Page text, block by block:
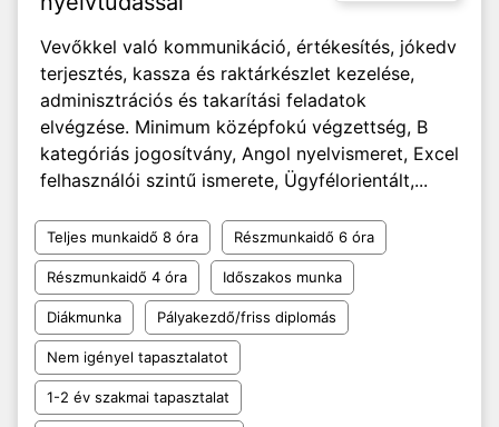
Vevőkkel való kommunikáció, értékesítés, jókedv
terjesztés, kassza és raktárkészlet kezelése,
adminisztrációs és takarítási feladatok
elvégzése. Minimum középfokú végzettség, B
kategóriás jogosítvány, Angol nyelvismeret, Excel
felhasználói szintű ismerete, Ügyfélorientált,...
Teljes munkaidő 8 óra Részmunkaidő 6 óra
Részmunkaidő 4 óra Időszakos munka
Diákmunka Pályakezdő/friss diplomás
Nem igényel tapasztalatot
1-2 év szakmai tapasztalat